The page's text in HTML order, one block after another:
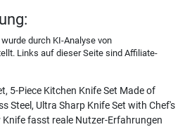
durch KI-Analyse von
Links auf dieser Seite sind Affiliate-
5-Piece Kitchen Knife Set Made of
Steel, Ultra Sharp Knife Set with Chef's
fasst reale Nutzer-Erfahrungen